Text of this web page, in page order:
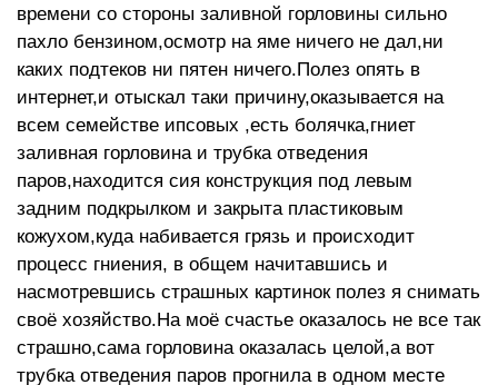
времени со стороны заливной горловины сильно
пахло бензином,осмотр на яме ничего не дал,ни
каких подтеков ни пятен ничего.Полез опять в
интернет,и отыскал таки причину,оказывается на
всем семействе ипсовых ,есть болячка,гниет
заливная горловина и трубка отведения
паров,находится сия конструкция под левым
задним подкрылком и закрыта пластиковым
кожухом,куда набивается грязь и происходит
процесс гниения, в общем начитавшись и
насмотревшись страшных картинок полез я снимать
своё хозяйство.На моё счастье оказалось не все так
страшно,сама горловина оказалась целой,а вот
трубка отведения паров прогнила в одном месте